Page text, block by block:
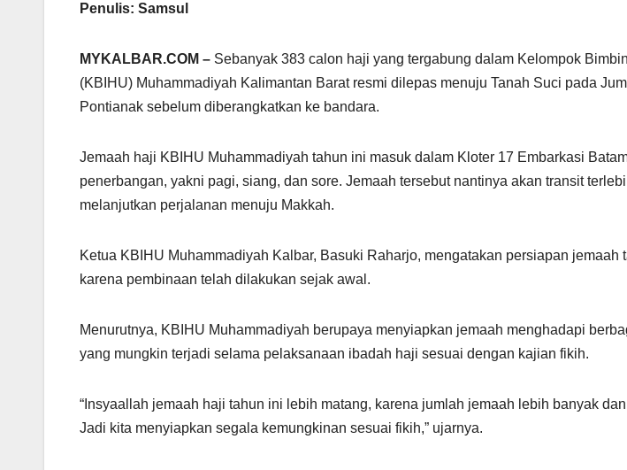
Penulis: Samsul
MYKALBAR.COM – Sebanyak 383 calon haji yang tergabung dalam Kelompok
(KBIHU) Muhammadiyah Kalimantan Barat resmi dilepas menuju Tanah Suci pada
Pontianak sebelum diberangkatkan ke bandara.
Jemaah haji KBIHU Muhammadiyah tahun ini masuk dalam Kloter 17 Embarkasi
penerbangan, yakni pagi, siang, dan sore. Jemaah tersebut nantinya akan transit
melanjutkan perjalanan menuju Makkah.
Ketua KBIHU Muhammadiyah Kalbar, Basuki Raharjo, mengatakan persiapan jemaah
karena pembinaan telah dilakukan sejak awal.
Menurutnya, KBIHU Muhammadiyah berupaya menyiapkan jemaah menghadapi
yang mungkin terjadi selama pelaksanaan ibadah haji sesuai dengan kajian fikih.
“Insyaallah jemaah haji tahun ini lebih matang, karena jumlah jemaah lebih banyak
Jadi kita menyiapkan segala kemungkinan sesuai fikih,” ujarnya.